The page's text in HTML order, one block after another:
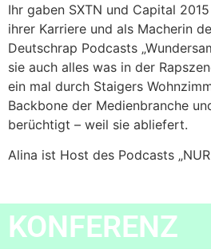
Ihr gaben SXTN und Capital
ihrer Karriere und als Macherin
Deutschrap Podcasts
sie auch alles was in der
ein mal durch Staigers
Backbone der Medienbranche
berüchtigt – weil sie abliefert.
Alina ist Host des Podcasts „NUR
KONFERENZ